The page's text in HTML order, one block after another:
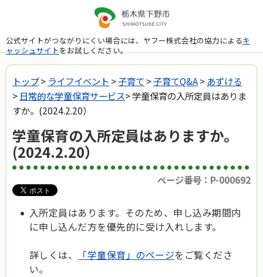
公式サイトがつながりにくい場合には、ヤフー株式会社の協力によるキ
ャッシュサイトをお試しください。
トップ> ライフイベント >子育て >子育てQ&A>あずける
> 日常的な学童保育サービス> 学童保育の入所定員はありま
すか。(2024.2.20）
学童保育の入所定員はありますか。
(2024.2.20）
ページ番号：P-000692
入所定員はあります。そのため、申し込み期間内
に申し込んだ方を優先的に受け入れします。
詳しくは、
「学童保育」のページをご覧くださ
い。